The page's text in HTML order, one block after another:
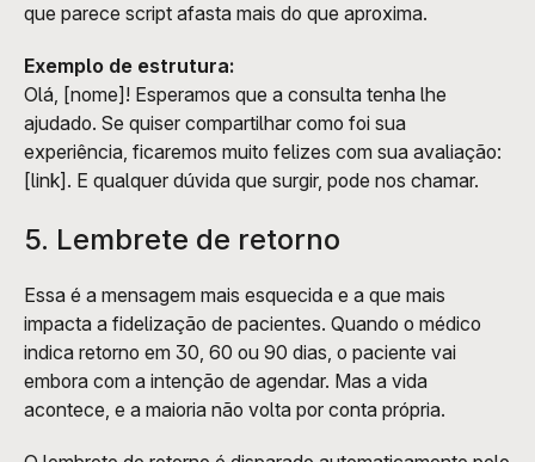
que parece script afasta mais do que aproxima.
Exemplo de estrutura:
Olá, [nome]! Esperamos que a consulta tenha lhe
ajudado. Se quiser compartilhar como foi sua
experiência, ficaremos muito felizes com sua avaliação:
[link]. E qualquer dúvida que surgir, pode nos chamar.
5. Lembrete de retorno
Essa é a mensagem mais esquecida e a que mais
impacta a fidelização de pacientes. Quando o médico
indica retorno em 30, 60 ou 90 dias, o paciente vai
embora com a intenção de agendar. Mas a vida
acontece, e a maioria não volta por conta própria.